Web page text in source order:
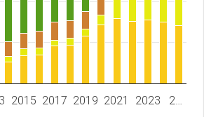
2015 2017 2019 2021 2023 2…